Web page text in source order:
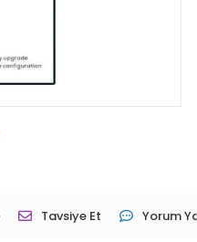
Tavsiye Et Yorum